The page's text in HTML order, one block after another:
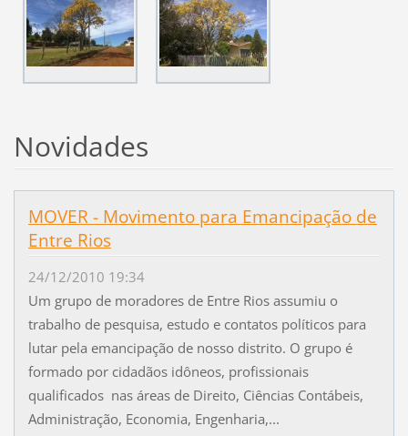
Novidades
MOVER - Movimento para Emancipação de
Entre Rios
24/12/2010 19:34
Um grupo de moradores de Entre Rios assumiu o
trabalho de pesquisa, estudo e contatos políticos para
lutar pela emancipação de nosso distrito. O grupo é
formado por cidadãos idôneos, profissionais
qualificados nas áreas de Direito, Ciências Contábeis,
Administração, Economia, Engenharia,...